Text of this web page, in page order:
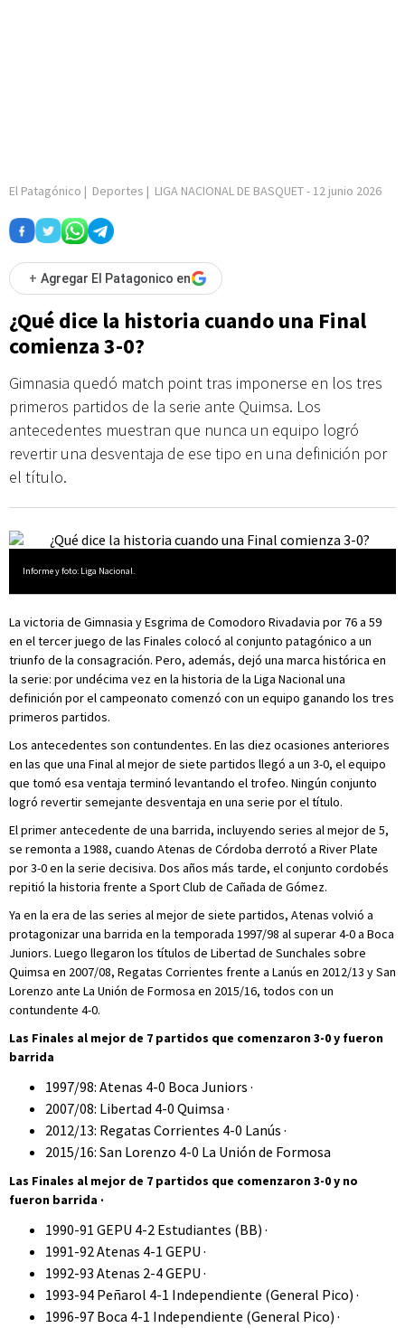
El Patagónico | Deportes | LIGA NACIONAL DE BASQUET- 12 junio 2026
+ Agregar El Patagonico en
¿Qué dice la historia cuando una Final
comienza 3-0?
Gimnasia quedó match point tras imponerse en los tres
primeros partidos de la serie ante Quimsa. Los
antecedentes muestran que nunca un equipo logró
revertir una desventaja de ese tipo en una definición por
el título.
Informe y foto: Liga Nacional.
La victoria de Gimnasia y Esgrima de Comodoro Rivadavia por 76 a 59
en el tercer juego de las Finales colocó al conjunto patagónico a un
triunfo de la consagración. Pero, además, dejó una marca histórica en
la serie: por undécima vez en la historia de la Liga Nacional una
definición por el campeonato comenzó con un equipo ganando los tres
primeros partidos.
Los antecedentes son contundentes. En las diez ocasiones anteriores
en las que una Final al mejor de siete partidos llegó a un 3-0, el equipo
que tomó esa ventaja terminó levantando el trofeo. Ningún conjunto
logró revertir semejante desventaja en una serie por el título.
El primer antecedente de una barrida, incluyendo series al mejor de 5,
se remonta a 1988, cuando Atenas de Córdoba derrotó a River Plate
por 3-0 en la serie decisiva. Dos años más tarde, el conjunto cordobés
repitió la historia frente a Sport Club de Cañada de Gómez.
Ya en la era de las series al mejor de siete partidos, Atenas volvió a
protagonizar una barrida en la temporada 1997/98 al superar 4-0 a Boca
Juniors. Luego llegaron los títulos de Libertad de Sunchales sobre
Quimsa en 2007/08, Regatas Corrientes frente a Lanús en 2012/13 y San
Lorenzo ante La Unión de Formosa en 2015/16, todos con un
contundente 4-0.
Las Finales al mejor de 7 partidos que comenzaron 3-0 y fueron
barrida
1997/98: Atenas 4-0 Boca Juniors ·
2007/08: Libertad 4-0 Quimsa ·
2012/13: Regatas Corrientes 4-0 Lanús ·
2015/16: San Lorenzo 4-0 La Unión de Formosa
Las Finales al mejor de 7 partidos que comenzaron 3-0 y no
fueron barrida ·
1990-91 GEPU 4-2 Estudiantes (BB) ·
1991-92 Atenas 4-1 GEPU ·
1992-93 Atenas 2-4 GEPU ·
1993-94 Peñarol 4-1 Independiente (General Pico) ·
1996-97 Boca 4-1 Independiente (General Pico) ·